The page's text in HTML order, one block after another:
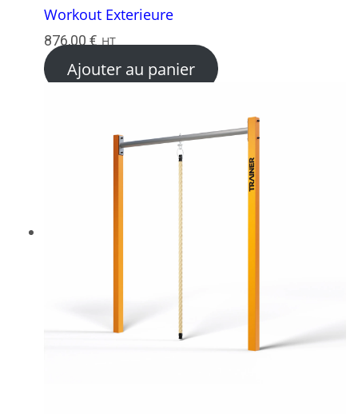
Workout Exterieure
876,00€ HT
Ajouter au panier